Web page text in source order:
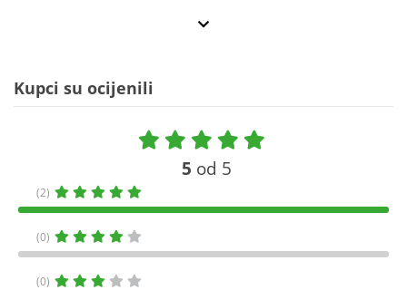
Kupci su ocijenili
5 od 5
(2)
(0)
(0)